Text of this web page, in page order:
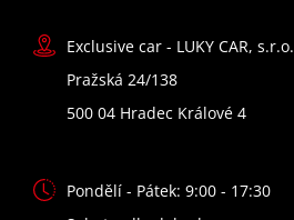
Exclusive car - LUKY CAR, s.r.o.
Pražská 24/138
500 04 Hradec Králové 4
Pondělí - Pátek: 9:00 - 17:30